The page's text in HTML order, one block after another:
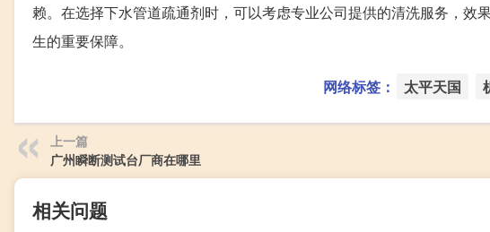
赖。在选择下水管道疏通剂时，可以考虑专业公司提供的清洗服务，
生的重要保障。
网络标签： 太平天国
上一篇
广州瞬断测试台厂商在哪里
相关问题